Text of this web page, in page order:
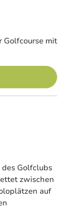
Golfcourse mit
Golfclubs
zwischen
auf